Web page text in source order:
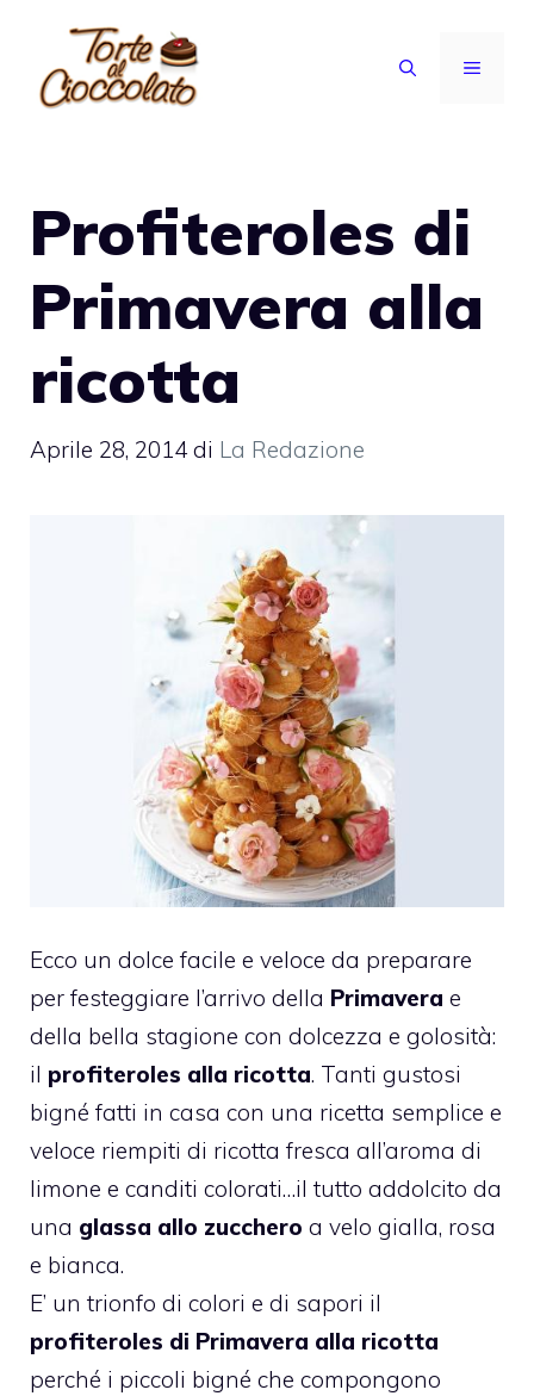
contenuto
MENU
Profiteroles di
Primavera alla
ricotta
Aprile 28, 2014 di La Redazione
Ecco un dolce facile e veloce da preparare
per festeggiare l’arrivo della Primavera e
della bella stagione con dolcezza e golosità:
il profiteroles alla ricotta. Tanti gustosi
bigné fatti in casa con una ricetta semplice e
veloce riempiti di ricotta fresca all’aroma di
limone e canditi colorati…il tutto addolcito da
una glassa allo zucchero a velo gialla, rosa
e bianca.
E’ un trionfo di colori e di sapori il
profiteroles di Primavera alla ricotta
perché i piccoli bigné che compongono